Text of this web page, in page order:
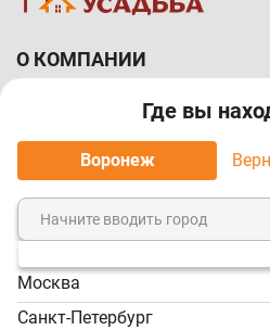
Где вы
Воронеж
Москва
Санкт-Петербург
О КОМПАНИИ
ПОКУПАТЕЛЯМ
МЫ ПРИНИМАЕМ К
8 (800) 7-000-828